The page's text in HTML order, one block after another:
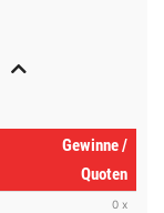
Gewinne /
Quoten
0 x